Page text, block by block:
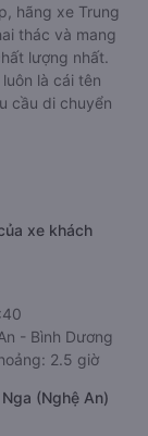
hãng xe Trung
thác và mang
lượng nhất.
là cái tên
cầu di chuyển
xe khách
- Bình Dương
2.5 giờ
(Nghệ An)